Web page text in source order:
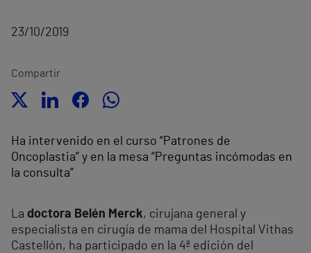
23/10/2019
Compartir
Ha intervenido en el curso “Patrones de
Oncoplastia” y en la mesa “Preguntas incómodas en
la consulta”
La doctora Belén Merck, cirujana general y
especialista en cirugía de mama del Hospital Vithas
Castellón, ha participado en la 4ª edición del